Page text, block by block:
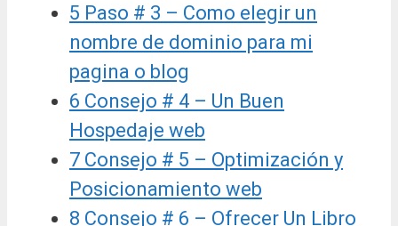
5 Paso # 3 – Como elegir un
nombre de dominio para mi
pagina o blog
6 Consejo # 4 – Un Buen
Hospedaje web
7 Consejo # 5 – Optimización y
Posicionamiento web
8 Consejo # 6 – Ofrecer Un Libro